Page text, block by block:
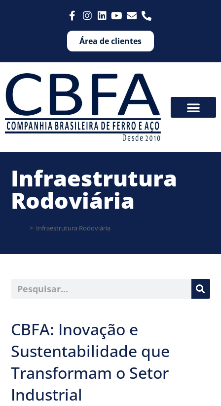
Área de clientes
Infraestrutura
Rodoviária
> Infraestrutura Rodoviária
CBFA: Inovação e
Sustentabilidade que
Transformam o Setor
Industrial